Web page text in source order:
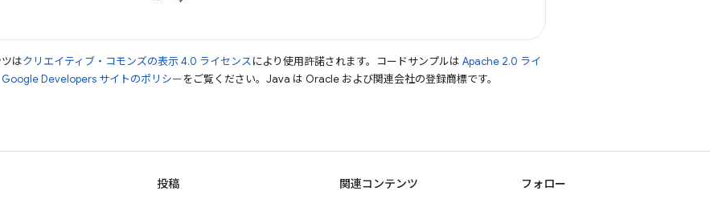
はクリエイティブ・コモンズの表示 4.0 ライセンスにより使用許諾されます。コードサンプルは Apache 2.0 ライ
Google Developers サイトのポリシーをご覧ください。Java は Oracle および関連会社の登録商標です。
投稿
関連コンテンツ
フォロー